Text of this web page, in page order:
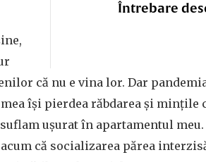
Întrebare
că nu e vina lor. Dar
își pierdea răbdarea și mințile
ușurat în apartamentul
că socializarea părea